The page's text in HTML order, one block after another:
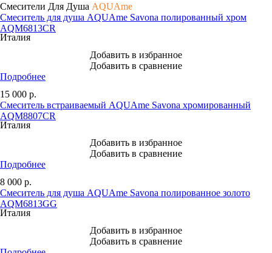
Смесители Для Душа AQUAme
Смеситель для душа AQUAme Savona полированный хром
AQM6813CR
Италия
Добавить в избранное
Добавить в сравнение
Подробнее
15 000 р.
Смеситель встраиваемый AQUAme Savona хромированный
AQM8807CR
Италия
Добавить в избранное
Добавить в сравнение
Подробнее
8 000 р.
Смеситель для душа AQUAme Savona полированное золото
AQM6813GG
Италия
Добавить в избранное
Добавить в сравнение